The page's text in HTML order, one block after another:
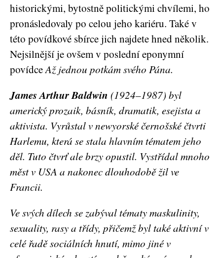
historickými, bytostně politickými chvílemi, ho
pronásledovaly po celou jeho kariéru. Také v
této povídkové sbírce jich najdete hned několik.
Nejsilnější je ovšem v poslední eponymní
povídceAž jednou potkám svého Pána.
James Arthur Baldwin (1924–1987) byl
americký prozaik, básník, dramatik, esejista a
aktivista. Vyrůstal v newyorské černošské čtvrti
Harlemu, která se stala hlavním tématem jeho
děl. Tuto čtvrť ale brzy opustil. Vystřídal mnoho
měst v USA a nakonec dlouhodobě žil ve
Francii.
Ve svých dílech se zabýval tématy maskulinity,
sexuality, rasy a třídy, přičemž byl také aktivní v
celé řadě sociálních hnutí, mimo jiné v